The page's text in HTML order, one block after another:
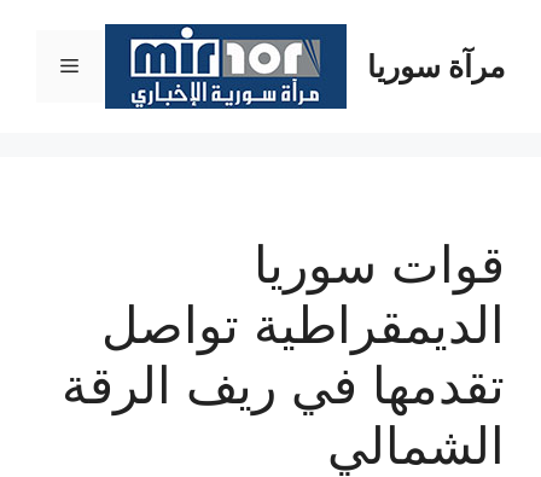
المحتوىمرآة سوريا القائمة
قوات سوريا
الديمقراطية تواصل
تقدمها في ريف الرقة
الشمالي